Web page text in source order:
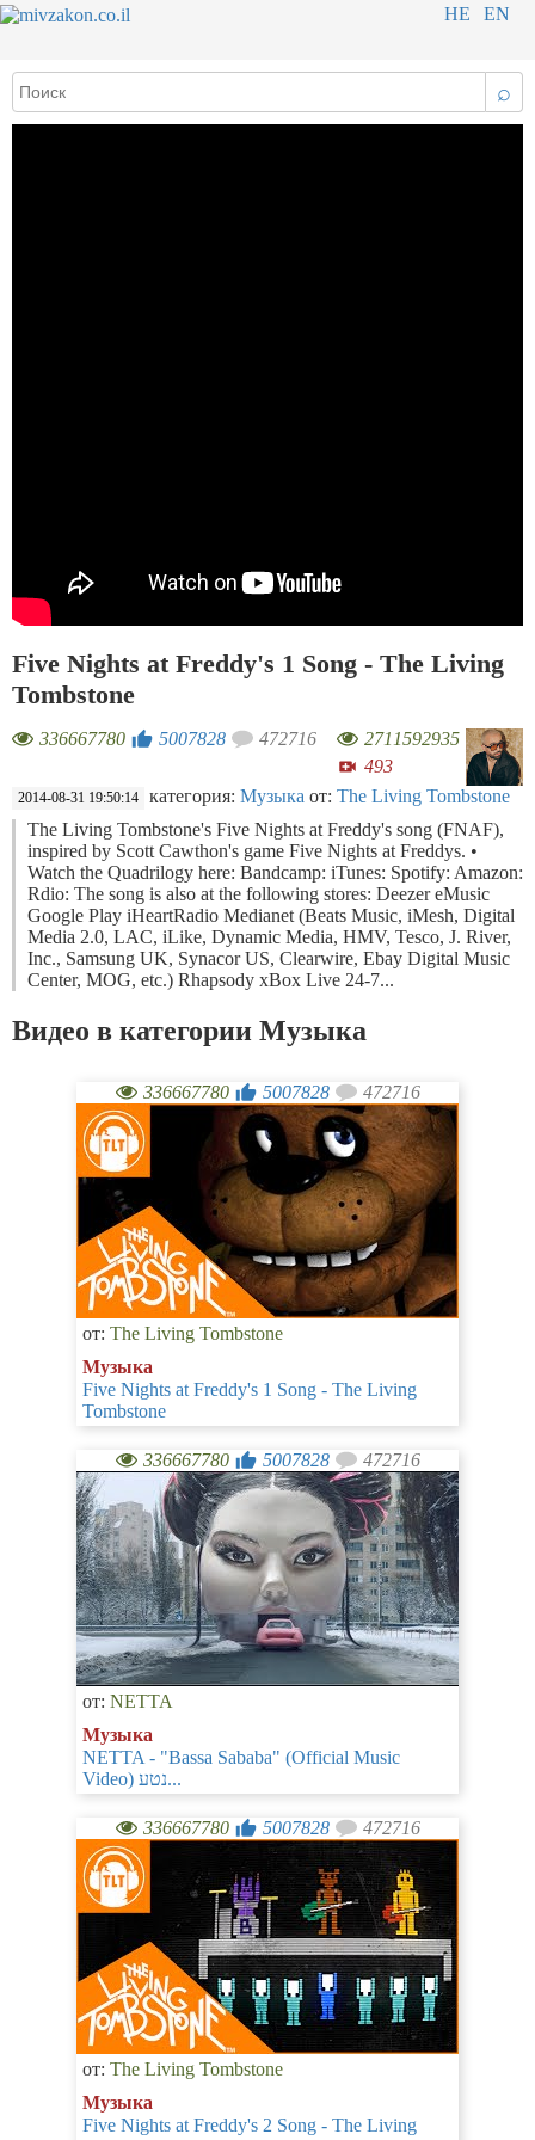
HE EN
⌕
Five Nights at Freddy's 1 Song - The Living
Tombstone
336667780 5007828 472716
2711592935
493
2014-08-31 19:50:14 категория: Музыка от: The Living Tombstone
The Living Tombstone's Five Nights at Freddy's song (FNAF),
inspired by Scott Cawthon's game Five Nights at Freddys. •
Watch the Quadrilogy here: Bandcamp: iTunes: Spotify: Amazon:
Rdio: The song is also at the following stores: Deezer eMusic
Google Play iHeartRadio Medianet (Beats Music, iMesh, Digital
Media 2.0, LAC, iLike, Dynamic Media, HMV, Tesco, J. River,
Inc., Samsung UK, Synacor US, Clearwire, Ebay Digital Music
Center, MOG, etc.) Rhapsody xBox Live 24-7...
Видео в категории Музыка
336667780 5007828 472716
от: The Living Tombstone
Музыка
Five Nights at Freddy's 1 Song - The Living
Tombstone
336667780 5007828 472716
от: NETTA
Музыка
NETTA - "Bassa Sababa" (Official Music
Video) נטע...
336667780 5007828 472716
от: The Living Tombstone
Музыка
Five Nights at Freddy's 2 Song - The Living